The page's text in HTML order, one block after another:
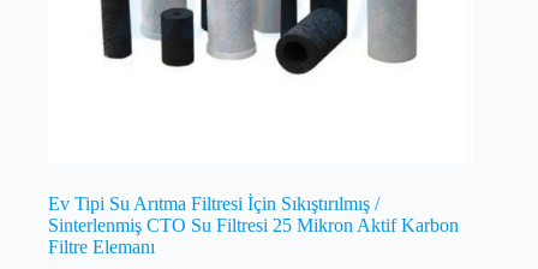
Ev Tipi Su Arıtma Filtresi İçin Sıkıştırılmış /
Sinterlenmiş CTO Su Filtresi 25 Mikron Aktif Karbon
Filtre Elemanı